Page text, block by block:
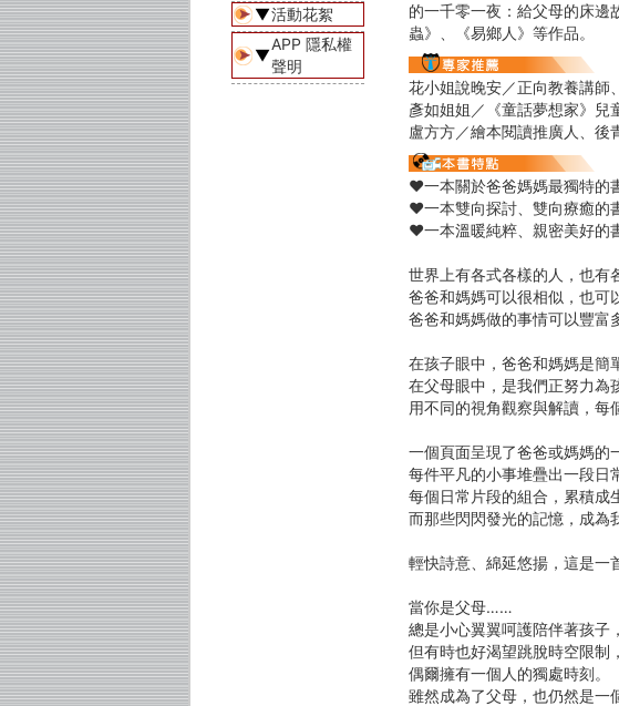
▼活動花絮
▼
APP 隱私權
聲明
的一千零一夜：給父母的床邊
蟲》、《易鄉人》等作品。
花小姐說晚安／正向教養講師
彥如姐姐／《童話夢想家》兒
盧方方／繪本閱讀推廣人、後
♥一本關於爸爸媽媽最獨特的
♥一本雙向探討、雙向療癒的
♥一本溫暖純粹、親密美好的
世界上有各式各樣的人，也有
爸爸和媽媽可以很相似，也可
爸爸和媽媽做的事情可以豐富
在孩子眼中，爸爸和媽媽是簡
在父母眼中，是我們正努力為
用不同的視角觀察與解讀，每
一個頁面呈現了爸爸或媽媽的
每件平凡的小事堆疊出一段日
每個日常片段的組合，累積成
而那些閃閃發光的記憶，成為
輕快詩意、綿延悠揚，這是一
當你是父母……
總是小心翼翼呵護陪伴著孩子，
但有時也好渴望跳脫時空限制，
偶爾擁有一個人的獨處時刻。
雖然成為了父母，也仍然是一